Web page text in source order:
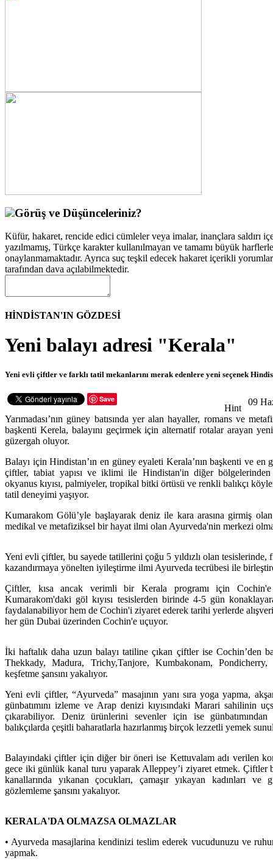
Görüş ve Düşünceleriniz?
Küfür, hakaret, rencide edici cümleler veya imalar, inançlara saldırı
yazılmamış, Türkçe karakter kullanılmayan ve tamamı büyük
onaylanmamaktadır. Ayrıca suç teşkil edecek hakaret içerikli
tarafından dava açılabilmektedir.
HİNDİSTAN'IN GÖZDESİ
Yeni balayı adresi "Kerala"
Yeni evli çiftler ve farklı tatil mekanlarını merak edenlere yeni seçenek
Save 09
Hint
Yarımadası’nın güney batısında yer alan hayaller, romans ve
başkenti Kerela, balayını geçirmek için alternatif rotalar arayan
güzergah oluyor.
Balayı için Hindistan’ın en güney eyaleti Kerala’nın başkenti ve en
çiftler, tabiat yapısı ve iklimi ile Hindistan'in diğer bölgelerinden
okyanus kıyısı, palmiyeler, tropikal bitki örtüsü ve renkli balıkçı
tatil deneyimi yaşıyor.
Kumarakom Gölü’yle başlayarak deniz ile kara arasına girmiş
medikal ve metafiziksel bir hayat ilmi olan Ayurveda'nin merkezi
Yeni evli çiftler, bu sayede tatillerini çoğu 5 yıldızlı olan
kazandırmaya yönelten iyileştirme ilmi Ayurveda tecrübesi ile
Çiftler, kısa ancak verimli bir Kerala programı için
Kumarakom'daki göl kıyısı tesislerden birinde 4-5 gün
faydalanabiliyor hem de Cochin'i ziyaret ederek tarihi yerlerde
her gün Dubai üzerinden Cochin'e uçuyor.
İki haftalık daha uzun balayı tatiline çıkan çiftler ise Cochin’den
Thekkady, Madura, Trichy,Tanjore, Kumbakonam, Pondicherry,
keşfetme şansını yakalıyor.
Yeni evli çiftler, “Ayurveda” masajının yanı sıra yoga yapma,
günbatımını izleme ve Arap denizi kıyısındaki Marari sahilinin
çıkarabiliyor. Deniz ürünlerini sevenler için ise günbatımından
balıkçılarda çeşitli baharatlarla hazırlanmış birçok lezzetli yemek
Balayındaki çiftler için diğer bir öneri ise Kettuvalam adı verilen
gece iki günlük kanal turu yaparak Alleppey’i ziyaret etmek. Çiftler
kanallarında yıkanan çocukları, çamaşır yıkayan kadınları ve
gözlemleme şansını yakalıyor.
KERALA'DA OLMAZSA OLMAZLAR
• Ayurveda masajlarina kendinizi teslim ederek vucudunuzu ve
yapmak.